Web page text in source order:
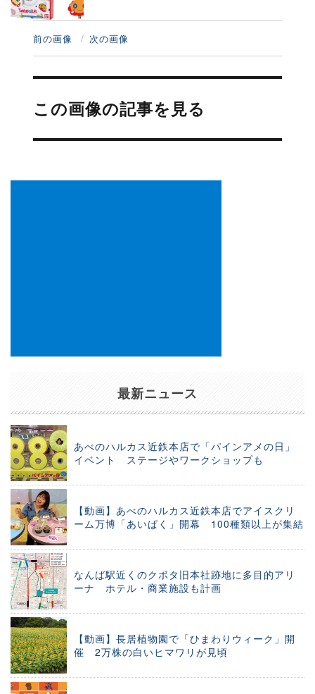
前の画像 次の画像
投
ナ
ビ
ー
この画像の記事を見る
最新ニュース
あべのハルカス近鉄本店で「パインアメの日」
イベント ステージやワークショップも
【動画】あべのハルカス近鉄本店でアイスクリ
ーム万博「あいぱく」開幕 100種類以上が集結
なんば駅近くのクボタ旧本社跡地に多目的アリ
ーナ ホテル・商業施設も計画
【動画】長居植物園で「ひまわりウィーク」開
催 2万株の白いヒマワリが見頃